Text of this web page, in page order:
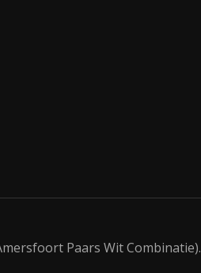
Paars Wit Combinatie).